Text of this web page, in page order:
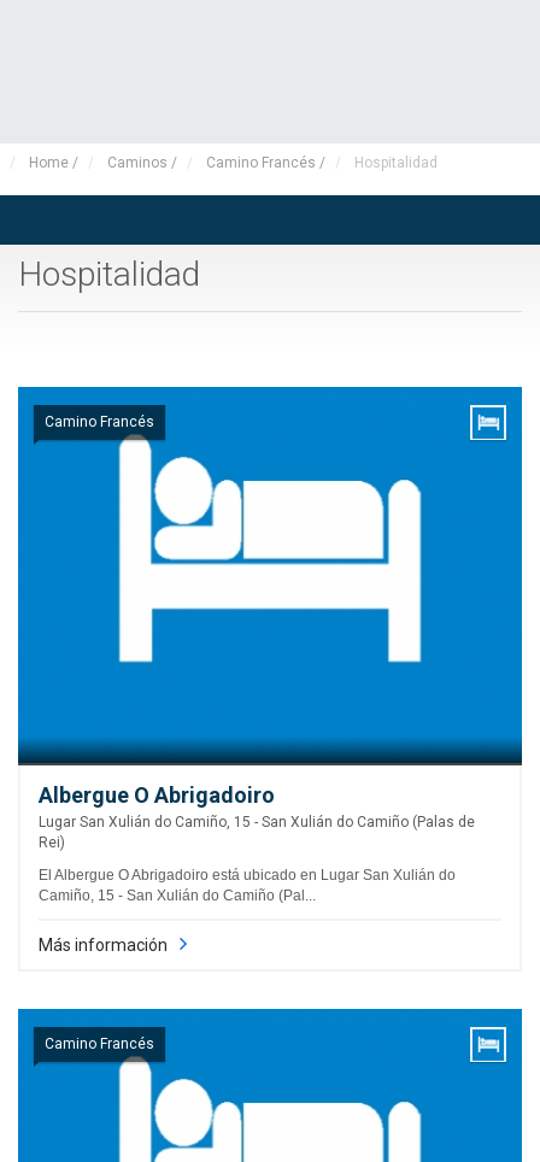
Home / Caminos / Camino Francés / Hospitalidad
Hospitalidad
Camino Francés
Albergue O Abrigadoiro
Lugar San Xulián do Camiño, 15 - San Xulián do Camiño (Palas de
Rei)
El Albergue O Abrigadoiro está ubicado en Lugar San Xulián do
Camiño, 15 - San Xulián do Camiño (Pal...
Más información
Camino Francés